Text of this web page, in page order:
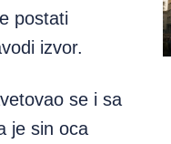
postati
izvor.
se i sa
je sin oca